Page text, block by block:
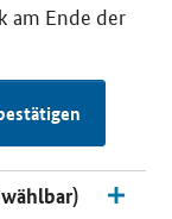
am Ende der